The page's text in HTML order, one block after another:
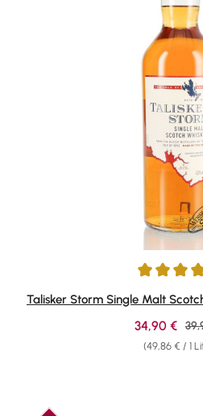
Durchschnittliche Bewertung
Talisker Storm Single Malt
(49,86 € / 1
34,90 €